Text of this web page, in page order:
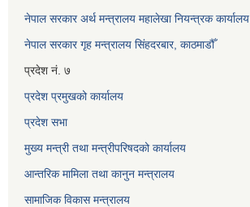
नेपाल सरकार अर्थ मन्त्रालय महालेखा नियन्त्रक कार्यालय
नेपाल सरकार गृह मन्त्रालय सिंहदरबार, काठमाडौँ
प्रदेश नं. ७
प्रदेश प्रमुखको कार्यालय
प्रदेश सभा
मुख्य मन्त्री तथा मन्त्रीपरिषदको कार्यालय
आन्तरिक मामिला तथा कानुन मन्त्रालय
सामाजिक विकास मन्त्रालय